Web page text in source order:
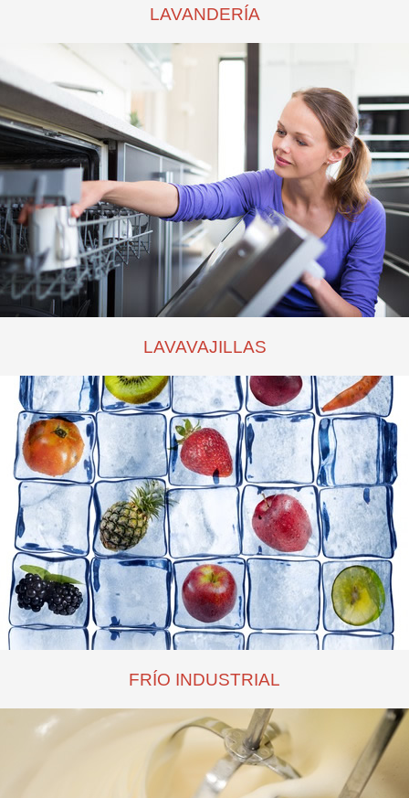
LAVANDERÍA
LAVAVAJILLAS
FRÍO INDUSTRIAL